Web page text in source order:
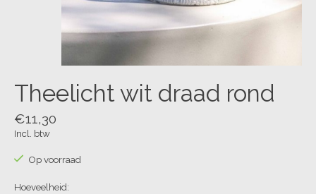
Theelicht wit draad rond
€11,30
Incl. btw
Op voorraad
Hoeveelheid: